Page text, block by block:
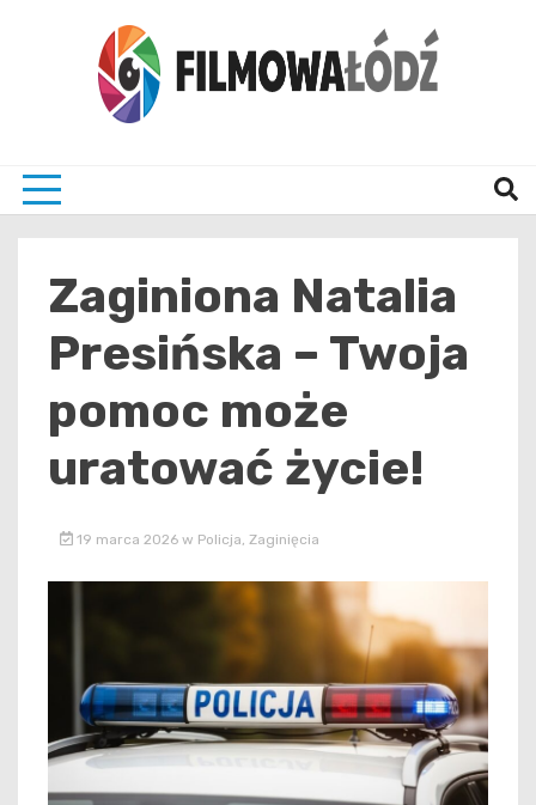
Zaginiona Natalia
Presińska – Twoja
pomoc może
uratować życie!
19 marca 2026 w Policja Zaginięcia